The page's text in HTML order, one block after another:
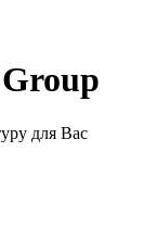
Group
для Вас